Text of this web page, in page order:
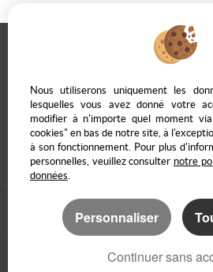
04 78 19 30 56
09 85 65 95 83
NOUS ÉCRIRE
› Mentions légales Accès Propriétaire
Nous utiliserons uniquement les
lesquelles vous avez donné votre
modifier à n'importe quel moment
cookies" en bas de notre site, à
à son fonctionnement. Pour plus
personnelles, veuillez consulter notre
données.
Personnaliser
Continuer sans